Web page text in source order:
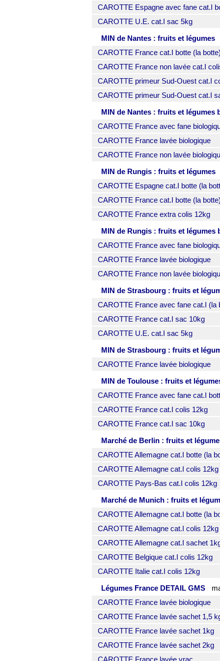
CAROTTE Espagne avec fane cat.I
CAROTTE U.E. cat.I sac 5kg
MIN de Nantes : fruits et légumes
CAROTTE France cat.I botte (la
CAROTTE France non lavée cat.I
CAROTTE primeur Sud-Ouest cat.I
CAROTTE primeur Sud-Ouest cat.I
MIN de Nantes : fruits et légumes
CAROTTE France avec fane
CAROTTE France lavée biologique
CAROTTE France non lavée
MIN de Rungis : fruits et légumes
CAROTTE Espagne cat.I botte (la
CAROTTE France cat.I botte (la
CAROTTE France extra colis 12kg
MIN de Rungis : fruits et légumes
CAROTTE France avec fane
CAROTTE France lavée biologique
CAROTTE France non lavée
MIN de Strasbourg : fruits et
CAROTTE France avec fane cat.I (la
CAROTTE France cat.I sac 10kg
CAROTTE U.E. cat.I sac 5kg
MIN de Strasbourg : fruits et
CAROTTE France lavée biologique
MIN de Toulouse : fruits et
CAROTTE France avec fane cat.I
CAROTTE France cat.I colis 12kg
CAROTTE France cat.I sac 10kg
Marché de Berlin : fruits et
CAROTTE Allemagne cat.I botte (la
CAROTTE Allemagne cat.I colis 12kg
CAROTTE Pays-Bas cat.I colis 12kg
Marché de Munich : fruits et
CAROTTE Allemagne cat.I botte (la
CAROTTE Allemagne cat.I colis 12kg
CAROTTE Allemagne cat.I sachet
CAROTTE Belgique cat.I colis 12kg
CAROTTE Italie cat.I colis 12kg
Légumes France DETAIL GMS
CAROTTE France lavée biologique
CAROTTE France lavée sachet 1,5
CAROTTE France lavée sachet 1kg
CAROTTE France lavée sachet 2kg
CAROTTE France lavée vrac